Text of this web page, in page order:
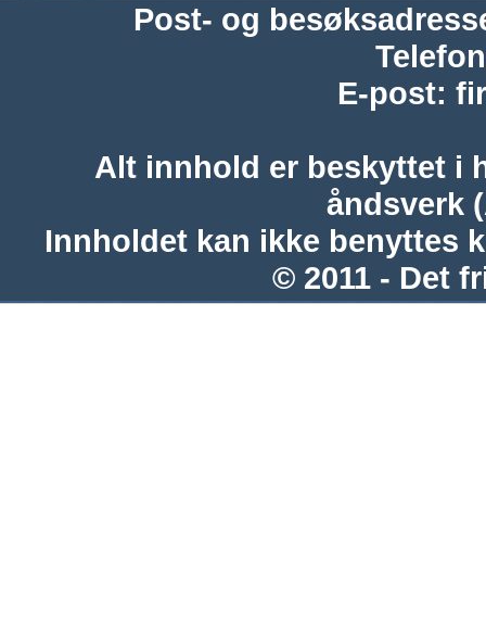
Post- og
Telefon
E-post:
Alt innhold er beskyttet i
åndsverk
Innholdet kan ikke benyttes
© 2011 - Det